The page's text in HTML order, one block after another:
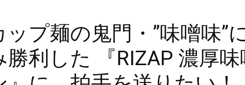
プ麺の鬼門・”味噌味”
利した 『RIZAP 濃厚味